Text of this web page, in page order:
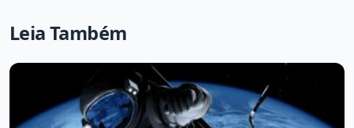
Leia Também